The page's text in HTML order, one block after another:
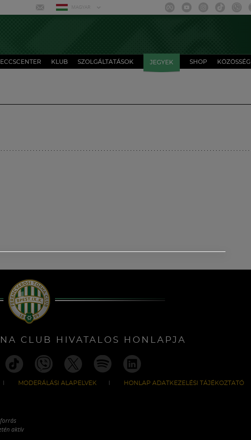
MAGYAR
KLUB SZOLGÁLTATÁSOK JEGYEK SHOP KÖZÖSSÉG
CLUB HIVATALOS HONLAPJA
MODERÁLÁSI ALAPELVEK HONLAP ADATKEZELÉSI TÁJÉKOZTATÓ
aktív